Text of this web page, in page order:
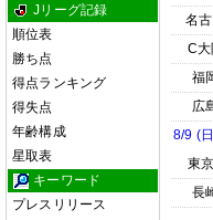
Jリーグ記録
順位表
勝ち点
得点ランキング
得失点
年齢構成
星取表
キーワード
プレスリリース
名
C大
福
広
8/9 (
東
長